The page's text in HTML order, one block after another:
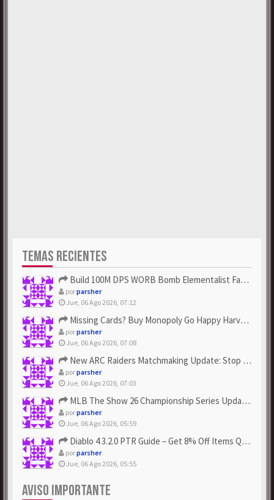
TEMAS RECIENTES
Build 100M DPS WORB Bomb Elementalist Fast - Grab POE Curren...
porparsher
Jue, 06 Ago 2026, 07:12
Missing Cards? Buy Monopoly Go Happy Harvest with Looney Tun...
porparsher
Jue, 06 Ago 2026, 07:08
New ARC Raiders Matchmaking Update: Stop Failed - Grab Bluep...
porparsher
Jue, 06 Ago 2026, 07:03
MLB The Show 26 Championship Series Update! Get Cheap & ...
porparsher
Jue, 06 Ago 2026, 05:59
Diablo 4 3.2.0 PTR Guide – Get 8% Off Items Quickly to Test ...
porparsher
Jue, 06 Ago 2026, 05:55
AVISO IMPORTANTE